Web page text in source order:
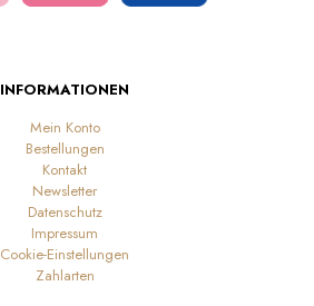
INFORMATIONEN
Mein Konto
Bestellungen
Kontakt
Newsletter
Datenschutz
Impressum
Cookie-Einstellungen
Zahlarten